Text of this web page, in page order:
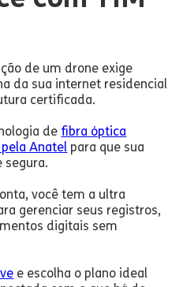
de um drone exige
da sua internet residencial
certificada.
de fibra óptica
Anatel para que sua
segura.
você tem a ultra
gerenciar seus registros,
digitais sem
e escolha o plano ideal